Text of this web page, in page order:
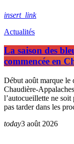
insert_link
Actualités
La saison des
commencée en
Début août marque le
Chaudière-
l’autocueillette ne soit
pas tarder dans les
today3 août 2026